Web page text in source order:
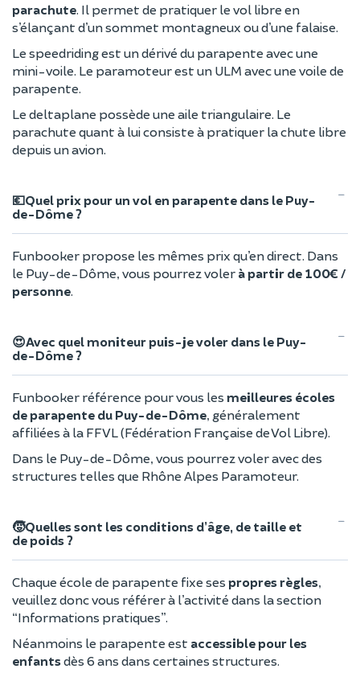
parachute. Il permet de pratiquer le vol libre en
s’élançant d’un sommet montagneux ou d’une falaise.
Le speedriding est un dérivé du parapente avec une
mini-voile. Le paramoteur est un ULM avec une voile de
parapente.
Le deltaplane possède une aile triangulaire. Le
parachute quant à lui consiste à pratiquer la chute libre
depuis un avion.
💶Quel prix pour un vol en parapente dans le Puy-
de-Dôme ?
Funbooker propose les mêmes prix qu’en direct. Dans
le Puy-de-Dôme, vous pourrez voler à partir de 100€ /
personne.
😍Avec quel moniteur puis-je voler dans le Puy-
de-Dôme ?
Funbooker référence pour vous les meilleures écoles
de parapente du Puy-de-Dôme, généralement
affiliées à la FFVL (Fédération Française de Vol Libre).
Dans le Puy-de-Dôme, vous pourrez voler avec des
structures telles que Rhône Alpes Paramoteur.
🧒Quelles sont les conditions d’âge, de taille et
de poids ?
Chaque école de parapente fixe ses propres règles,
veuillez donc vous référer à l’activité dans la section
“Informations pratiques”.
Néanmoins le parapente est accessible pour les
enfantsdès 6 ans dans certaines structures.